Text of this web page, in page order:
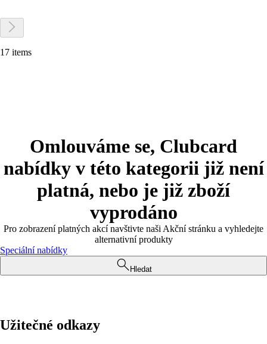
17 items
Omlouváme se, Clubcard
nabídky v této kategorii již není
platná, nebo je již zboží
vyprodáno
Pro zobrazení platných akcí navštivte naši Akční stránku a vyhledejte
alternativní produkty
Speciální nabídky
Hledat
Užitečné odkazy